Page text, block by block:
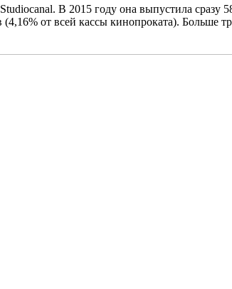
В 2015 году она выпустила сразу
от всей кассы кинопроката). Больше